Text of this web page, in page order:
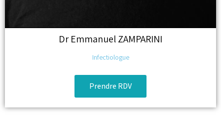
DrEmmanuel ZAMPARINI
Infectiologue
Prendre RDV